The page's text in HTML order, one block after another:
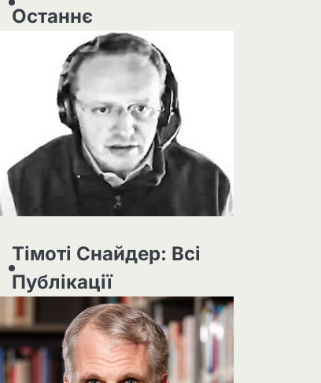
Останнє
Тімоті Снайдер: Всі
Публікації